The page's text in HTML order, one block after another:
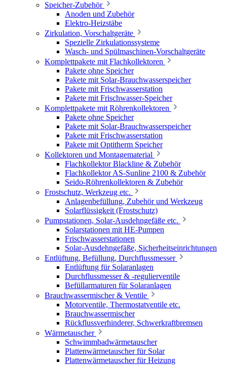
Speicher-Zubehör
Anoden und Zubehör
Elektro-Heizstäbe
Zirkulation, Vorschaltgeräte
Spezielle Zirkulationssysteme
Wasch- und Spülmaschinen-Vorschaltgeräte
Komplettpakete mit Flachkollektoren
Pakete ohne Speicher
Pakete mit Solar-Brauchwasserspeicher
Pakete mit Frischwasserstation
Pakete mit Frischwasser-Speicher
Komplettpakete mit Röhrenkollektoren
Pakete ohne Speicher
Pakete mit Solar-Brauchwasserspeicher
Pakete mit Frischwasserstation
Pakete mit Optitherm Speicher
Kollektoren und Montagematerial
Flachkollektor Blackline & Zubehör
Flachkollektor AS-Sunline 2100 & Zubehör
Seido-Röhrenkollektoren & Zubehör
Frostschutz, Werkzeug etc.
Anlagenbefüllung, Zubehör und Werkzeug
Solarflüssigkeit (Frostschutz)
Pumpstationen, Solar-Ausdehngefäße etc.
Solarstationen mit HE-Pumpen
Frischwasserstationen
Solar-Ausdehngefäße, Sicherheitseinrichtungen
Entlüftung, Befüllung, Durchflussmesser
Entlüftung für Solaranlagen
Durchflussmesser & -regulierventile
Befüllarmaturen für Solaranlagen
Brauchwassermischer & Ventile
Motorventile, Thermostatventile etc.
Brauchwassermischer
Rückflussverhinderer, Schwerkraftbremsen
Wärmetauscher
Schwimmbadwärmetauscher
Plattenwärmetauscher für Solar
Plattenwärmetauscher für Heizung